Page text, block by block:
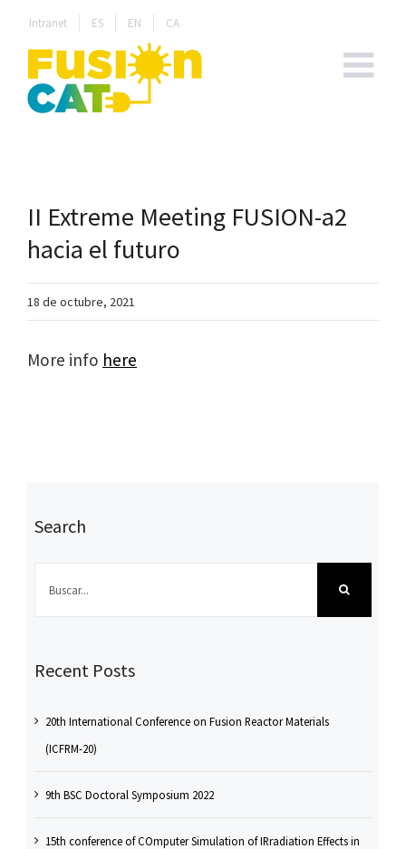
content
Intranet ES EN CA
II Extreme Meeting FUSION-a2
hacia el futuro
18 de octubre, 2021
More info here
Search
Recent Posts
20th International Conference on Fusion Reactor Materials
(ICFRM-20)
9th BSC Doctoral Symposium 2022
15th conference of COmputer Simulation of IRradiation Effects in